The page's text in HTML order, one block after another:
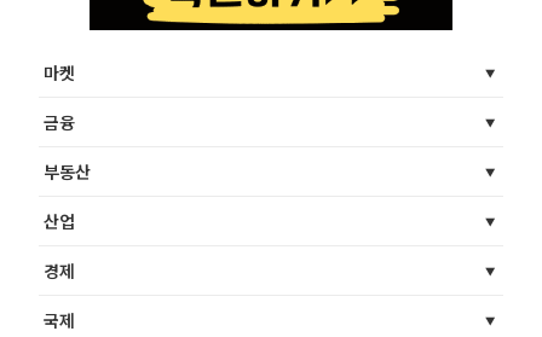
마켓
금융
부동산
산업
경제
국제